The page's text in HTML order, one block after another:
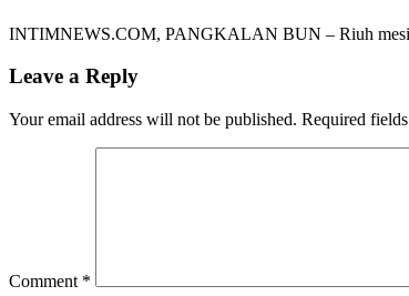
INTIMNEWS.COM, PANGKALAN BUN – Riuh
Leave a Reply
Your email address will not be published. Required
Comment *